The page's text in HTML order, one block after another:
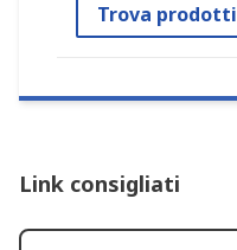
Trova
Link consigliati